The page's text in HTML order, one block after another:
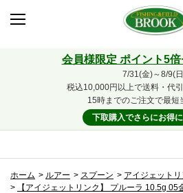
会員様限定 ポイント5倍
7/31(金)～8/9(
税込10,000円以上で送料・代
15時までのご注文で最短
下取購入でさらにお得
ホーム > ルアー > スプーン > アイジェットリ
>
【アイジェットリンク】 プルーラ 10.5g